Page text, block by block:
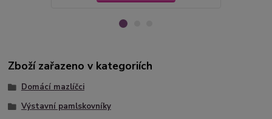
Zboží zařazeno v kategoriích
Domácí mazlíčci
Výstavní pamlskovníky